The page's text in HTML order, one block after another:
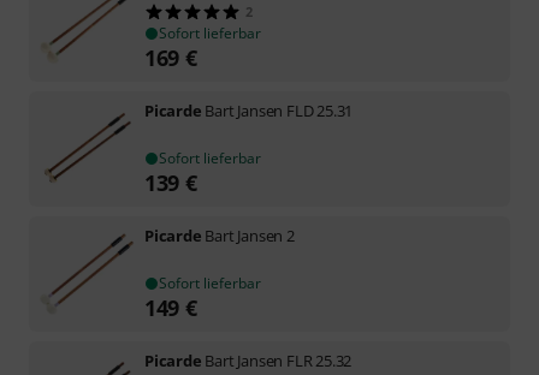
2
Sofort lieferbar
169 €
Picarde Bart Jansen FLD 25.31
Sofort lieferbar
139 €
Picarde Bart Jansen 2
Sofort lieferbar
149 €
Picarde Bart Jansen FLR 25.32